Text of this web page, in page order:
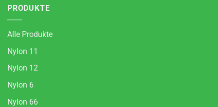
PRODUKTE
Alle Produkte
Nylon 11
Nylon 12
Nylon 6
Nylon 66